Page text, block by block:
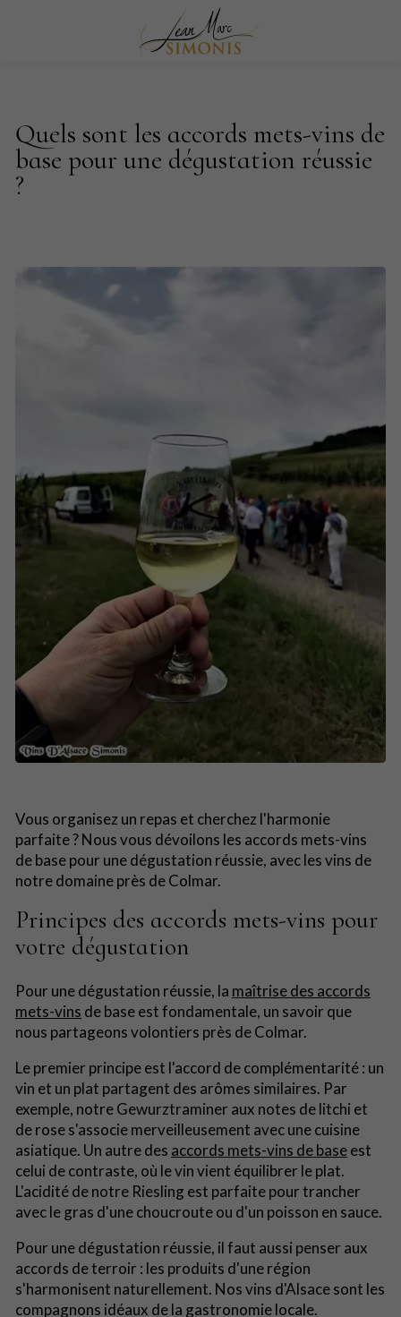
Quels sont les accords mets-vins de
base pour une dégustation réussie
?
Vous organisez un repas et cherchez l'harmonie
parfaite ? Nous vous dévoilons les accords mets-vins
de base pour une dégustation réussie, avec les vins de
notre domaine près de Colmar.
Principes des accords mets-vins pour
votre dégustation
Pour une dégustation réussie, la maîtrise des accords
mets-vins de base est fondamentale, un savoir que
nous partageons volontiers près de Colmar.
Le premier principe est l'accord de complémentarité : un
vin et un plat partagent des arômes similaires. Par
exemple, notre Gewurztraminer aux notes de litchi et
de rose s'associe merveilleusement avec une cuisine
asiatique. Un autre des accords mets-vins de baseest
celui de contraste, où le vin vient équilibrer le plat.
L'acidité de notre Riesling est parfaite pour trancher
avec le gras d'une choucroute ou d'un poisson en sauce.
Pour une dégustation réussie, il faut aussi penser aux
accords de terroir : les produits d'une région
s'harmonisent naturellement. Nos vins d'Alsace sont les
compagnons idéaux de la gastronomie locale.